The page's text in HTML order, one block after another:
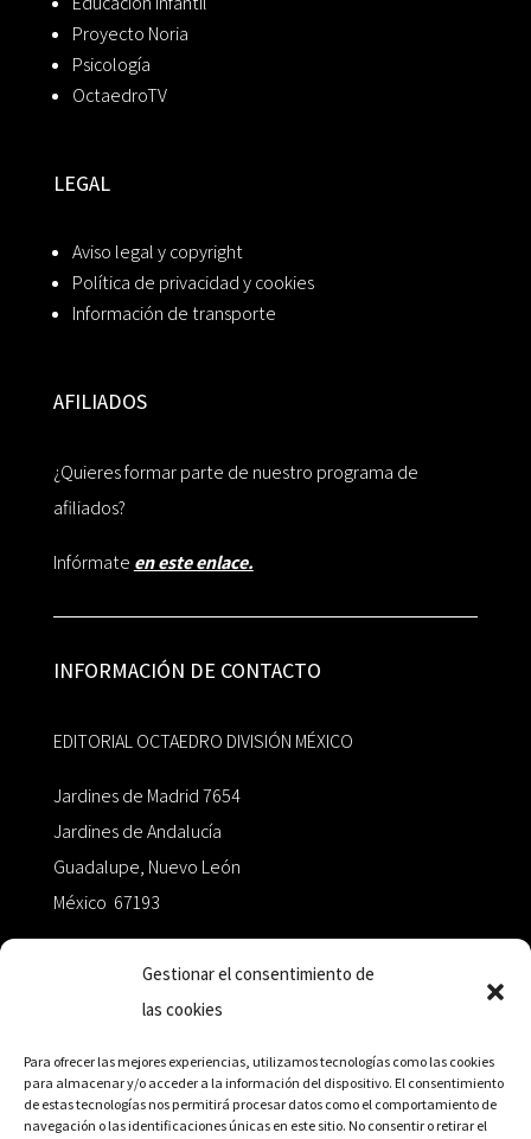
Gestionar el consentimiento de
las cookies
Para ofrecer las mejores experiencias, utilizamos tecnologías como las cookies
para almacenar y/o acceder a la información del dispositivo. El consentimiento
de estas tecnologías nos permitirá procesar datos como el comportamiento de
navegación o las identificaciones únicas en este sitio. No consentir o retirar el
Proyecto Noria
Psicología
OctaedroTV
LEGAL
Aviso legal y copyright
Política de privacidad y cookies
Información de transporte
AFILIADOS
¿Quieres formar parte de nuestro programa de
afiliados?
Infórmate en este enlace.
INFORMACIÓN DE CONTACTO
EDITORIAL OCTAEDRO DIVISIÓN MÉXICO
Jardines de Madrid 7654
Jardines de Andalucía
Guadalupe, Nuevo León
México 67193
+52 811.499.5638
RED DE DISTRIBUCIÓN